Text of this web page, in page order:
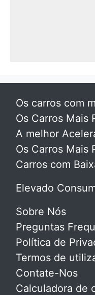
Os carros com
Os Carros Mais
A melhor
Os Carros Mais
Carros com
Elevado
Sobre Nós
Preguntas
Política de
Termos de
Contate-Nos
Calculadora de